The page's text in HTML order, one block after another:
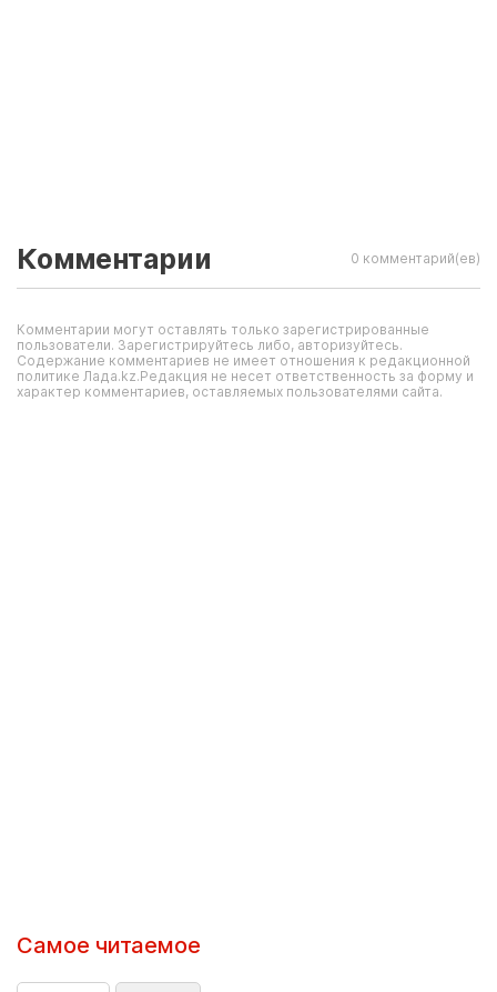
Комментарии 0 комментарий(ев)
Комментарии могут оставлять только зарегистрированные
пользователи. Зарегистрируйтесь либо, авторизуйтесь.
Содержание комментариев не имеет отношения к редакционной
политике Лада.kz.Редакция не несет ответственность за форму и
характер комментариев, оставляемых пользователями сайта.
Самое читаемое